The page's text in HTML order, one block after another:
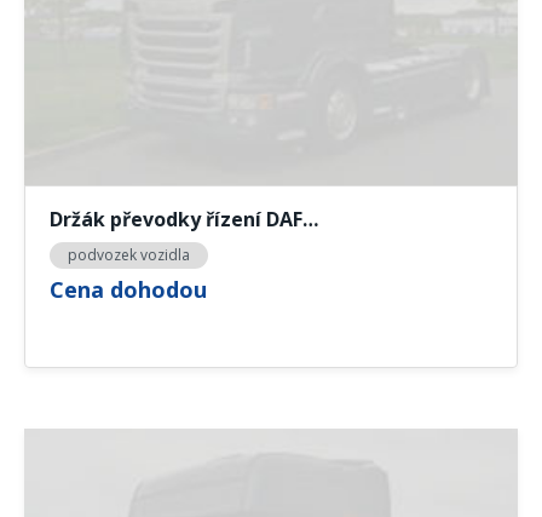
Držák převodky řízení DAF…
podvozek vozidla
Cena dohodou